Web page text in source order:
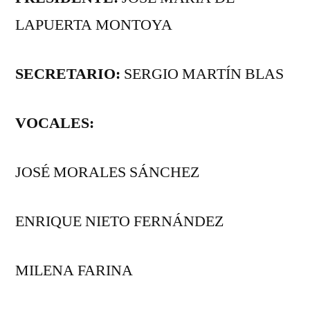
LAPUERTA MONTOYA
SECRETARIO: SERGIO MARTÍN BLAS
VOCALES:
JOSÉ MORALES SÁNCHEZ
ENRIQUE NIETO FERNÁNDEZ
MILENA FARINA